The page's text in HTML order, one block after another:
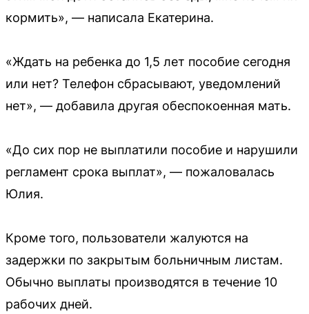
кормить», — написала Екатерина.
«Ждать на ребенка до 1,5 лет пособие сегодня
или нет? Телефон сбрасывают, уведомлений
нет», — добавила другая обеспокоенная мать.
«До сих пор не выплатили пособие и нарушили
регламент срока выплат», — пожаловалась
Юлия.
Кроме того, пользователи жалуются на
задержки по закрытым больничным листам.
Обычно выплаты производятся в течение 10
рабочих дней.